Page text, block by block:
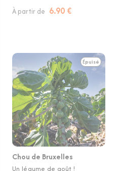
À partir de 6.90 €
Épuisé
Chou de Bruxelles
Un légume de goût !